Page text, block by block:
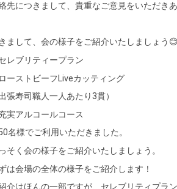
先につきまして、貴重なご意見をいただき
まして、会の様子をご紹介いたしましょう😊
レブリティープラン
ーストビーフLiveカッティング
張寿司職人一人あたり3貫）
実アルコールコース
名様でご利用いただきました。
そく会の様子をご紹介いたしましょう。
は会場の全体の様子をご紹介します！